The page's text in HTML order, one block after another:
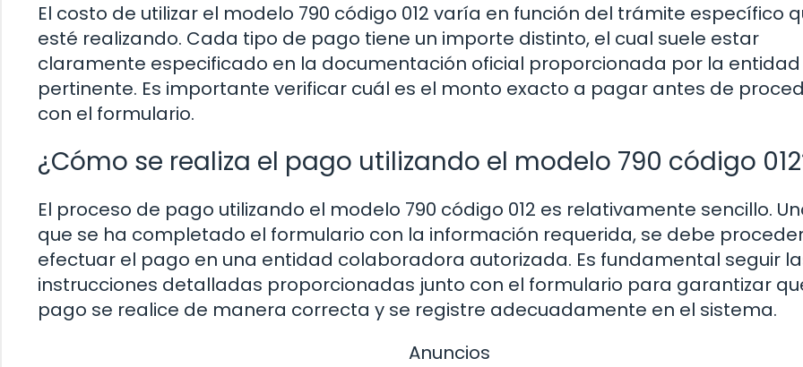
El costo de utilizar el modelo 790 código 012 varía en función del trámite específico
esté realizando. Cada tipo de pago tiene un importe distinto, el cual suele estar
claramente especificado en la documentación oficial proporcionada por la entidad
pertinente. Es importante verificar cuál es el monto exacto a pagar antes de
con el formulario.
¿Cómo se realiza el pago utilizando el modelo 790 código
El proceso de pago utilizando el modelo 790 código 012 es relativamente sencillo.
que se ha completado el formulario con la información requerida, se debe
efectuar el pago en una entidad colaboradora autorizada. Es fundamental seguir
instrucciones detalladas proporcionadas junto con el formulario para garantizar
pago se realice de manera correcta y se registre adecuadamente en el sistema.
Anuncios